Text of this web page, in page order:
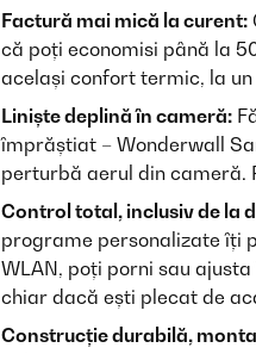
Factură mai mică la curent:
că poți economisi până la
același confort termic, la
Liniște deplină în cameră:
împrăștiat – Wonderwall
perturbă aerul din cameră.
Control total, inclusiv de la
programe personalizate îți
WLAN, poți porni sau
chiar dacă ești plecat de
Construcție durabilă,